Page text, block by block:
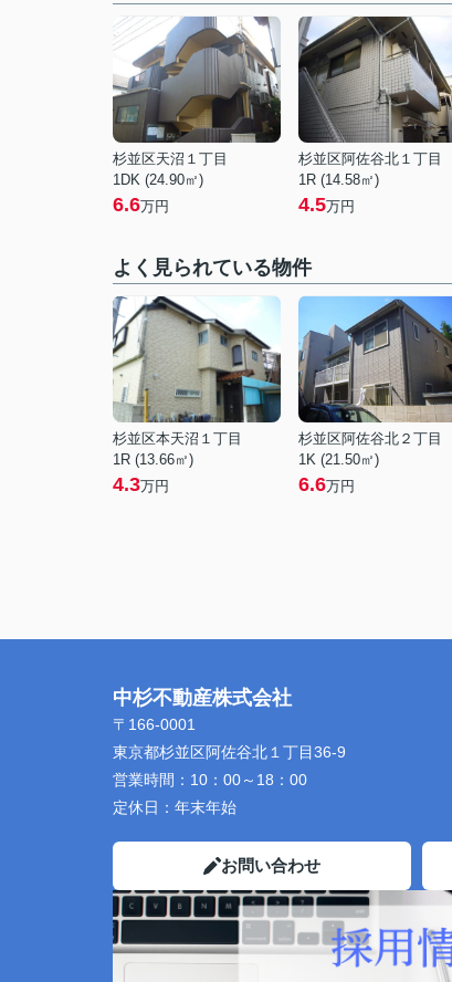
杉並区天沼１丁目
1DK (24.90㎡)
6.6万円
杉並区阿佐谷北１丁目
1R (14.58㎡)
4.5万円
よく見られている物件
杉並区本天沼１丁目
1R (13.66㎡)
4.3万円
杉並区阿佐谷北２丁目
1K (21.50㎡)
6.6万円
中杉不動産株式会社
〒166-0001
東京都杉並区阿佐谷北１丁目36-9
営業時間： 10：00～18：00
定休日： 年末年始
お問い合わせ